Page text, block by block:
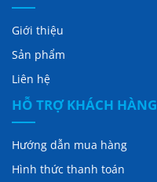
Giới thiệu
Sản phẩm
Liên hệ
HỖ TRỢ KHÁCH HÀNG
Hướng dẫn mua hàng
Hình thức thanh toán